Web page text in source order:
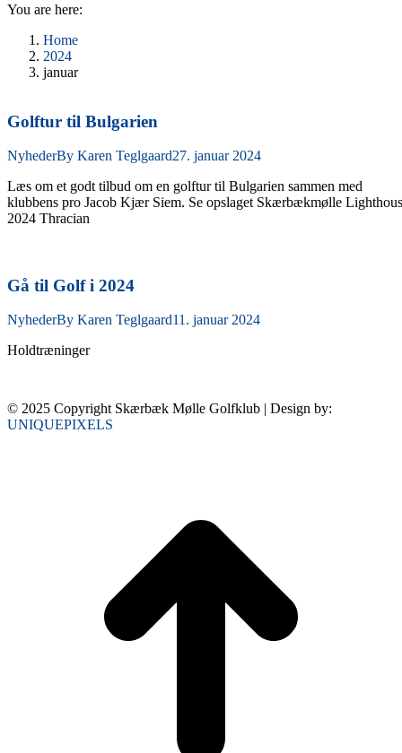
You are here:
Home
2024
januar
Golftur til Bulgarien
NyhederBy Karen Teglgaard27. januar 2024
Læs om et godt tilbud om en golftur til Bulgarien sammen med
klubbens pro Jacob Kjær Siem. Se opslaget Skærbækmølle
2024 Thracian
Gå til Golf i 2024
NyhederBy Karen Teglgaard11. januar 2024
Holdtræninger
© 2025 Copyright Skærbæk Mølle Golfklub | Design by:
UNIQUEPIXELS